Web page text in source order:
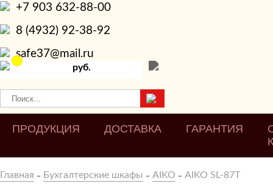
+7 903 632-88-00
8 (4932) 92-38-92
safe37@mail.ru
руб.
ПРОДУКЦИЯ ДОСТАВКА ГАРАНТИЯ
Главная Бухгалтерские шкафы AIKO AIKO SL-87Т